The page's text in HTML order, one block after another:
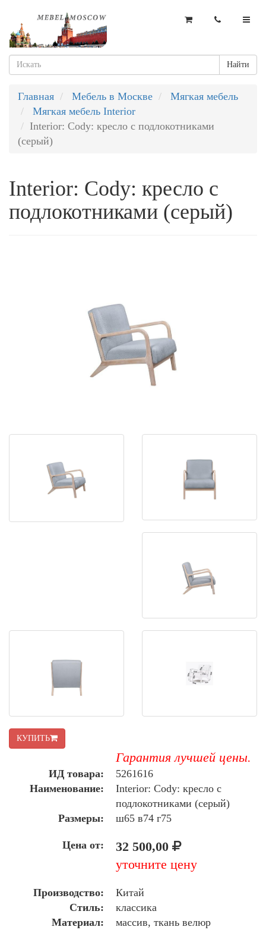
Найти
Главная Мебель в Москве
Мягкая мебель
Мягкая мебель Interior
Interior: Cody: кресло с подлокотниками
(серый)
Interior: Cody: кресло с
подлокотниками (серый)
КУПИТЬ
Гарантия лучшей цены.
ИД товара:
5261616
Наименование:
Interior: Cody: кресло с
подлокотниками (серый)
Размеры:
ш65 в74 г75
Цена от:
32 500,00
уточните цену
Производство:
Китай
Стиль:
классика
Материал:
массив, ткань велюр